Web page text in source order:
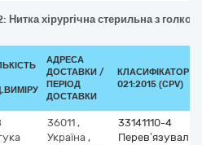
Нитка хірургічна стерильна з
АДРЕСА
ДОСТАВКИ /
ПЕРІОД
ДОСТАВКИ
КЛАСИФІКАТОР
021:2015 (CPV)
36011 ,
Україна ,
33141110-4